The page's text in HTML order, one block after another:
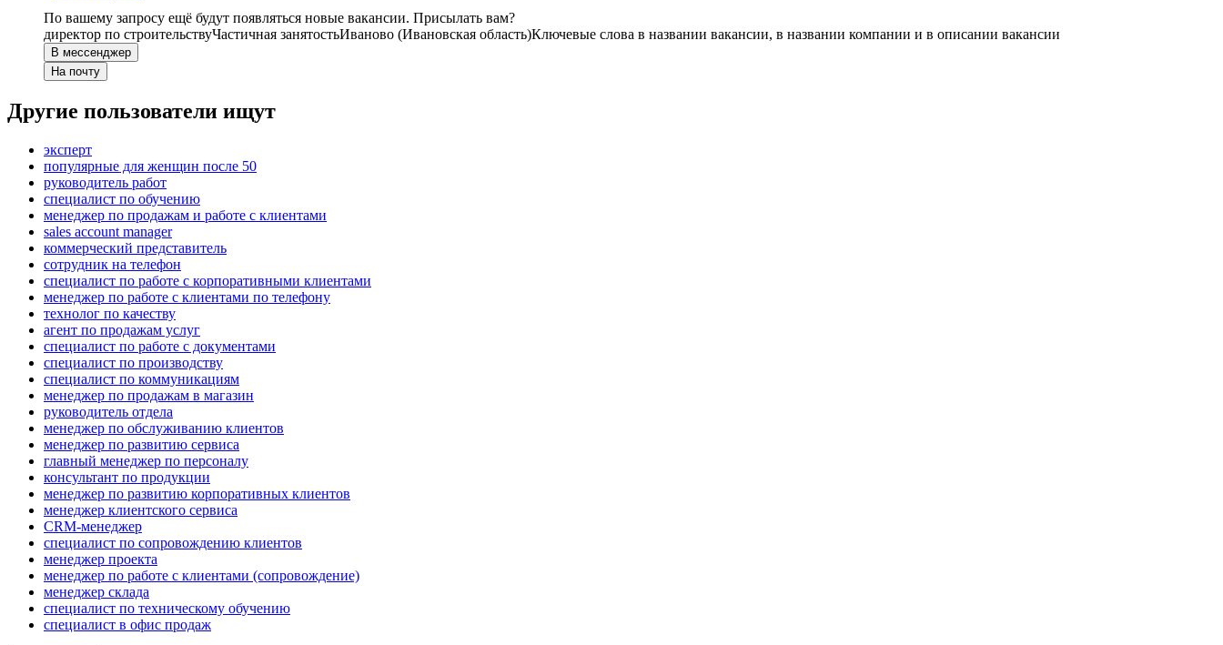
По вашему запросу ещё будут появляться новые вакансии. Присылать вам?
директор по строительствуЧастичная занятостьИваново (Ивановская область)Ключевые слова в названии вакансии, в названии компании и в описании вакансии
В мессенджер
На почту
Другие пользователи ищут
эксперт
популярные для женщин после 50
руководитель работ
специалист по обучению
менеджер по продажам и работе с клиентами
sales account manager
коммерческий представитель
сотрудник на телефон
специалист по работе с корпоративными клиентами
менеджер по работе с клиентами по телефону
технолог по качеству
агент по продажам услуг
специалист по работе с документами
специалист по производству
специалист по коммуникациям
менеджер по продажам в магазин
руководитель отдела
менеджер по обслуживанию клиентов
менеджер по развитию сервиса
главный менеджер по персоналу
консультант по продукции
менеджер по развитию корпоративных клиентов
менеджер клиентского сервиса
CRM-менеджер
специалист по сопровождению клиентов
менеджер проекта
менеджер по работе с клиентами (сопровождение)
менеджер склада
специалист по техническому обучению
специалист в офис продаж